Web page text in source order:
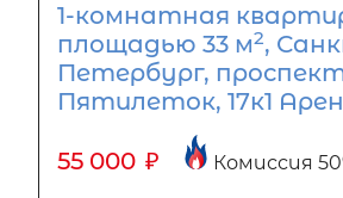
1-комнатная
площадью 33 м2,
Петербург,
Пятилеток, 17к1
55 000 ₽ Комиссия